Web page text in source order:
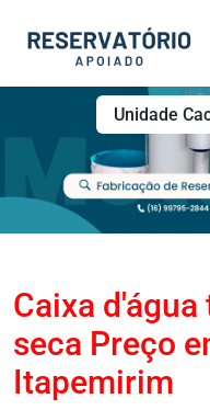
Unidade
Caixa
seca Preço
Itapemirim